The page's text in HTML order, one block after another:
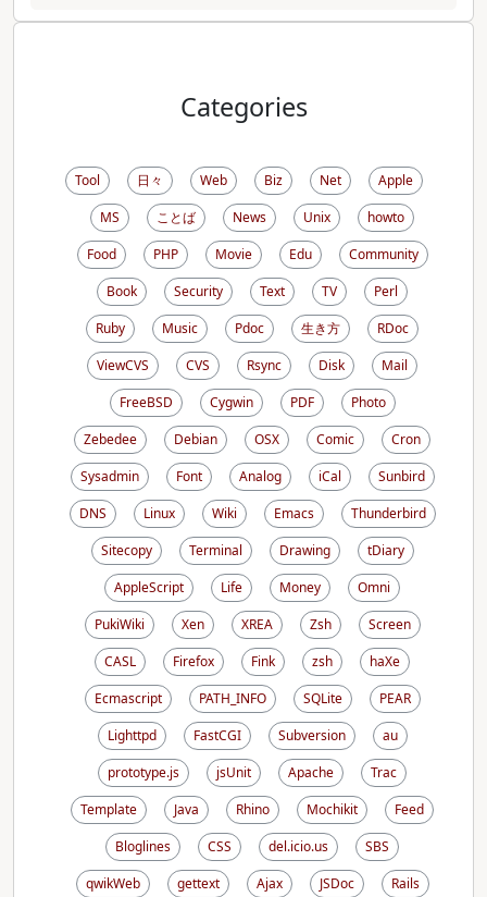
Categories
Tool 日々 Web Biz Net
Apple
MS
ことば News Unix
howto
Food
PHP Movie Edu
Community
Book
Security Text TV
Perl
Ruby
Music Pdoc 生き方
RDoc
ViewCVS
CVS Rsync Disk
Mail
FreeBSD
Cygwin PDF
Photo
Zebedee
Debian OSX Comic
Cron
Sysadmin
Font Analog iCal
Sunbird
DNS
Linux Wiki Emacs
Thunderbird
Sitecopy
Terminal Drawing
tDiary
AppleScript
Life Money
Omni
PukiWiki
Xen XREA Zsh
Screen
CASL
Firefox Fink zsh
haXe
Ecmascript
PATH_INFO SQLite
PEAR
Lighttpd
FastCGI Subversion
au
prototype.js
jsUnit Apache
Trac
Template
Java Rhino Mochikit
Feed
Bloglines
CSS del.icio.us
SBS
qwikWeb
gettext Ajax JSDoc
Rails